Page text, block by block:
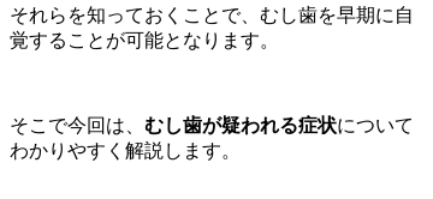
それらを知っておくことで、むし歯を早期に自
覚することが可能となります。
そこで今回は、 むし歯が疑われる症状について
わかりやすく解説します。